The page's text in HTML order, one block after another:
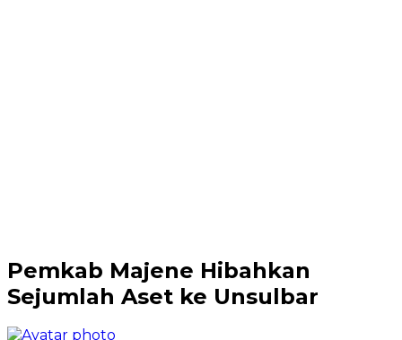
Pemkab Majene Hibahkan
Sejumlah Aset ke Unsulbar